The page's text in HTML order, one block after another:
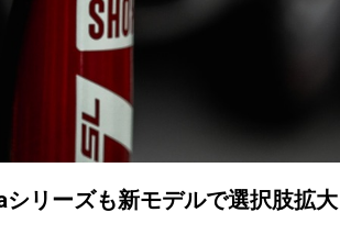
リーズも新モデルで選択肢拡大